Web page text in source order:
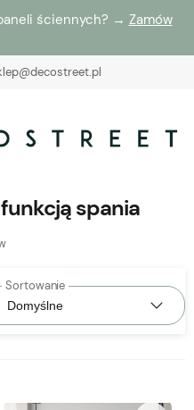
ściennych? → Zamów
aktualnej oferty lub
dodane produkty do listy
spania